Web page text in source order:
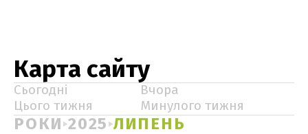
Карта сайту
Сьогодні
Вчора
Цього тижня
Минулого тижня
РОКИ 2025 ЛИПЕНЬ